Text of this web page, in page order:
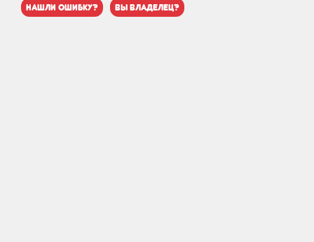
нашли ошибку? вы владелец?